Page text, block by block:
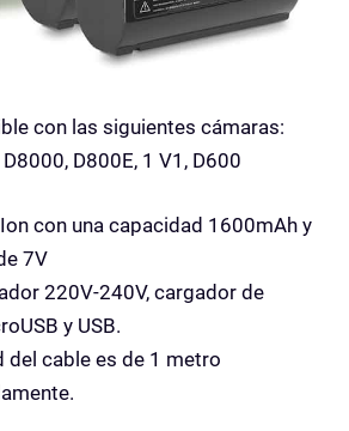
con las siguientes cámaras:
D800E, 1 V1, D600
con una capacidad 1600mAh y
7V
220V-240V, cargador de
y USB.
del cable es de 1 metro